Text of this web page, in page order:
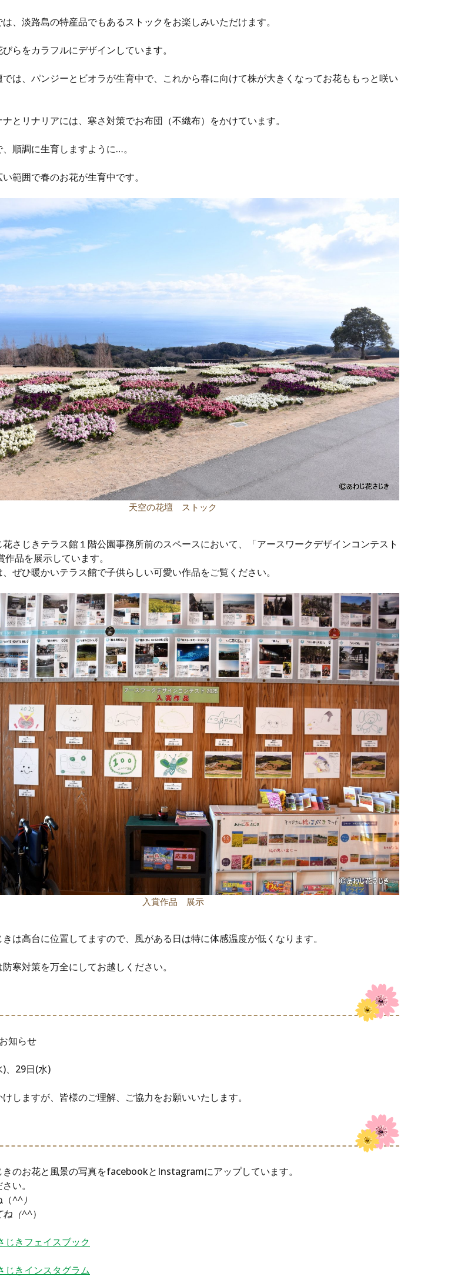
、淡路島の特産品でもあるストックをお楽しみいただけます。
らをカラフルにデザインしています。
は、パンジーとビオラが生育中で、これから春に向けて株が大きくなってお花ももっと咲い
とリナリアには、寒さ対策でお布団（不織布）をかけています。
順調に生育しますように…。
範囲で春のお花が生育中です。
天空の花壇 ストック
花さじきテラス館１階公園事務所前のスペースにおいて、「アースワークデザインコンテスト
品を展示しています。
ぜひ暖かいテラス館で子供らしい可愛い作品をご覧ください。
入賞作品 展示
は高台に位置してますので、風がある日は特に体感温度が低くなります。
寒対策を万全にしてお越しください。
知らせ
、29日(水)
しますが、皆様のご理解、ご協力をお願いいたします。
きのお花と風景の写真をfacebookとInstagramにアップしています。
い。
^^）
ね（^^）
きフェイスブック
きインスタグラム